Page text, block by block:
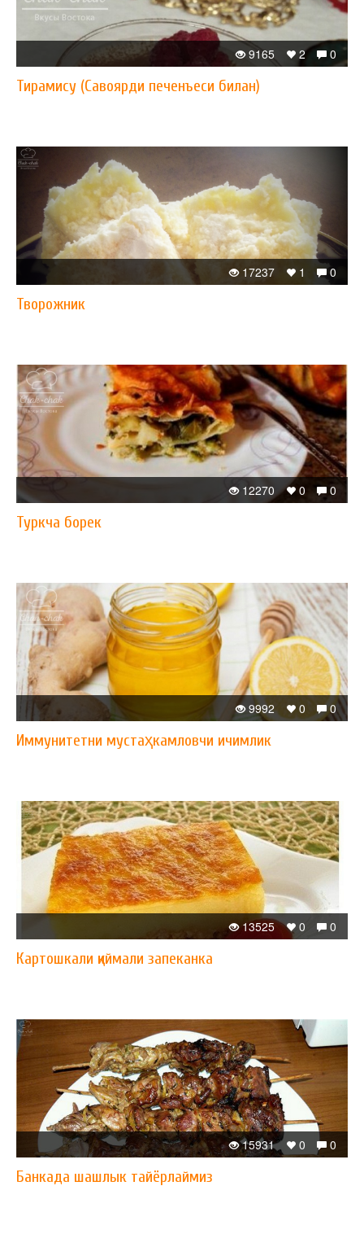
0
2
9165
Тирамису (Савоярди печенъеси билан)
0
1
17237
Творожник
0
0
12270
Туркча борек
0
0
9992
Иммунитетни мустаҳкамловчи ичимлик
0
0
13525
Картошкали қиймали запеканка
0
0
15931
Банкада шашлык тайёрлаймиз